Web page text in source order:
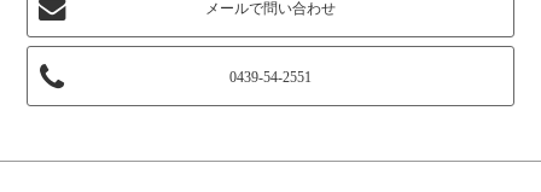
メールで問い合わせ
0439-54-2551